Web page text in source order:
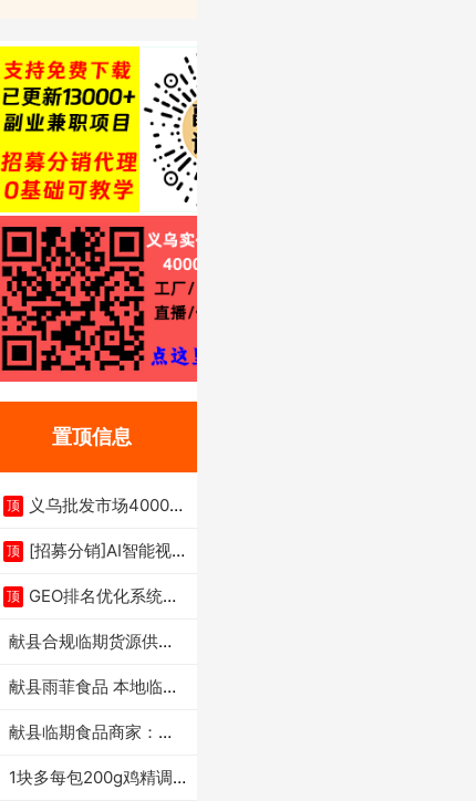
置顶信息
顶
义乌批发市场4000多
顶 [招募分销]AI智能视
顶 GEO排名优化系统+A
献县合规临期货源供货
献县雨菲食品 本地临期
献县临期食品商家：献
1块多每包200g鸡精调